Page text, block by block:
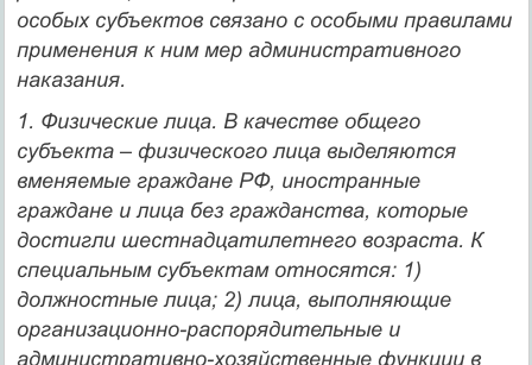
особых субъектов связано с особыми правилами
применения к ним мер административного
наказания.
1. Физические лица. В качестве общего
субъекта– физического лица выделяются
вменяемые граждане РФ, иностранные
граждане и лица без гражданства, которые
достигли шестнадцатилетнего возраста. К
специальным субъектамотносятся: 1)
должностные лица; 2) лица, выполняющие
организационно-распорядительные и
административно-хозяйственные функции в